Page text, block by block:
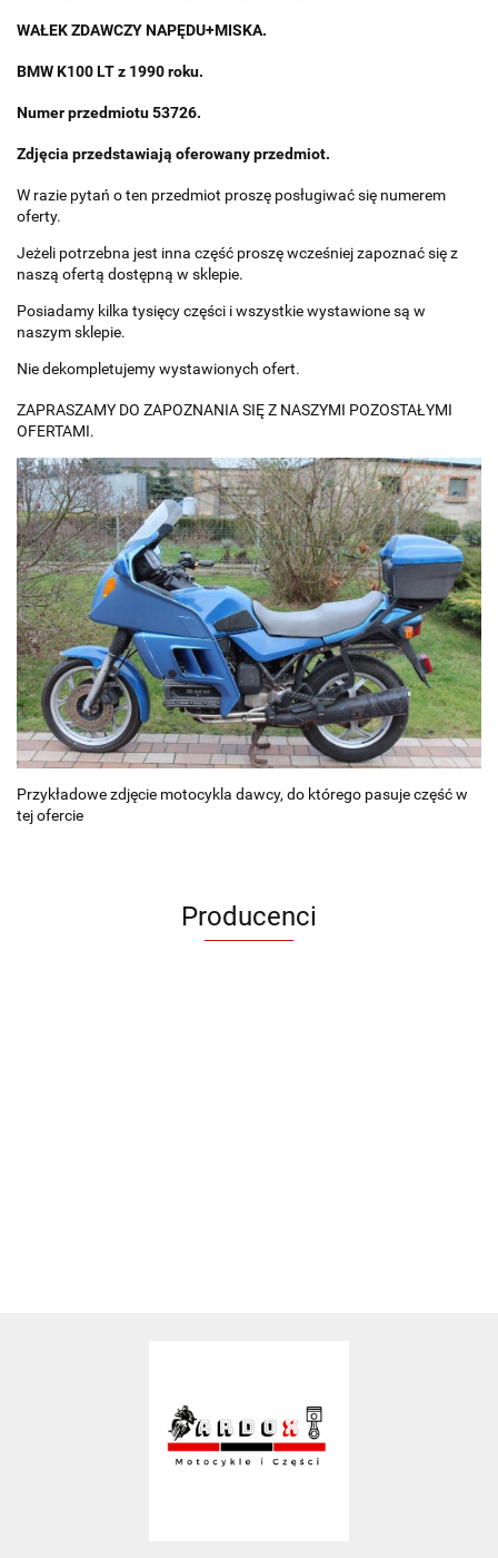
WAŁEK ZDAWCZY NAPĘDU+MISKA.
BMW K100 LT z 1990 roku.
Numer przedmiotu 53726.
Zdjęcia przedstawiają oferowany przedmiot.
W razie pytań o ten przedmiot proszę posługiwać się numerem
oferty.
Jeżeli potrzebna jest inna część proszę wcześniej zapoznać się z
naszą ofertą dostępną w sklepie.
Posiadamy kilka tysięcy części i wszystkie wystawione są w
naszym sklepie.
Nie dekompletujemy wystawionych ofert.
ZAPRASZAMY DO ZAPOZNANIA SIĘ Z NASZYMI POZOSTAŁYMI
OFERTAMI.
Przykładowe zdjęcie motocykla dawcy, do którego pasuje część w
tej ofercie
Producenci